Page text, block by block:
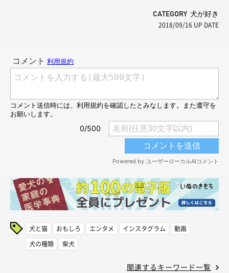
CATEGORY 犬が好き
2018/09/16 UP DATE
犬と猫 おもしろ エンタメ インスタグラム
動画
犬の種類
柴犬
関連するキーワード一覧